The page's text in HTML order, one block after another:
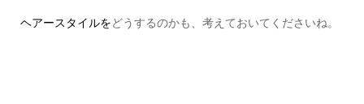
ヘアースタイルをどうするのかも、考えておいてくださいね。